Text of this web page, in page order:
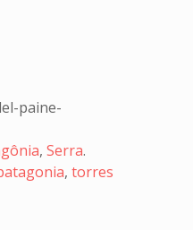
paine-
,Serra.
,torres